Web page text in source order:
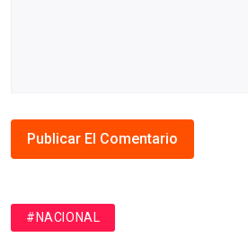
#NACIONAL